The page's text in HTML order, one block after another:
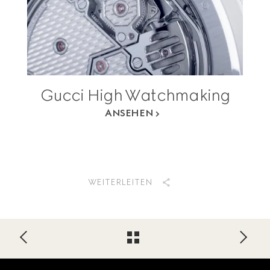
Gucci High Watchmaking
ANSEHEN
WEITERLEITEN